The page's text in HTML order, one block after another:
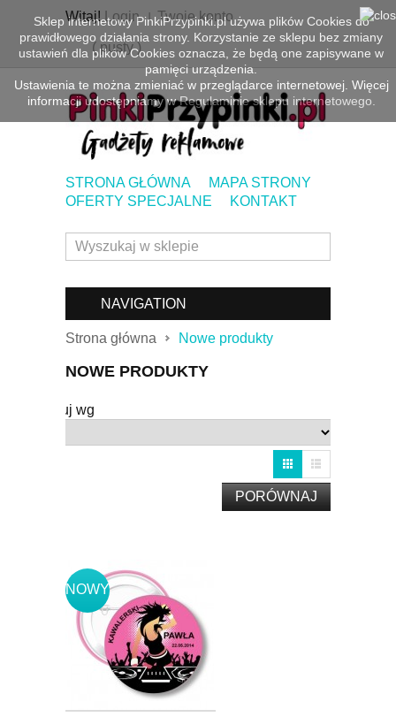
Witaj!Login Twoje konto
( pusty)
STRONA GŁÓWNA
MAPA STRONY
OFERTY SPECJALNE
KONTAKT
NAVIGATION
Strona główna Nowe produkty
NOWE PRODUKTY
Sortuj wg
NOWY
Sklep internetowy PinkiPrzypinki.pl używa plików Cookies do
prawidłowego działania strony. Korzystanie ze sklepu bez zmiany
ustawień dla plików Cookies oznacza, że będą one zapisywane w
pamięci urządzenia.
Ustawienia te można zmieniać w przeglądarce internetowej. Więcej
informacji udostępniamy wRegulaminie sklepu internetowego.